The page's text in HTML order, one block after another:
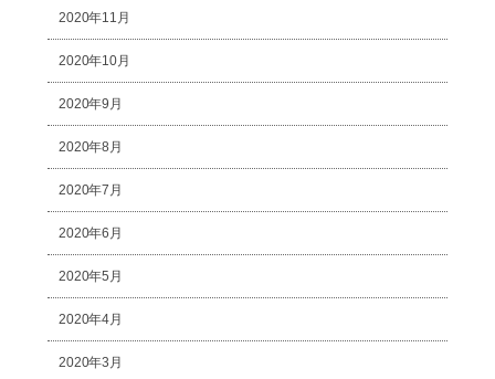
2020年11月
2020年10月
2020年9月
2020年8月
2020年7月
2020年6月
2020年5月
2020年4月
2020年3月